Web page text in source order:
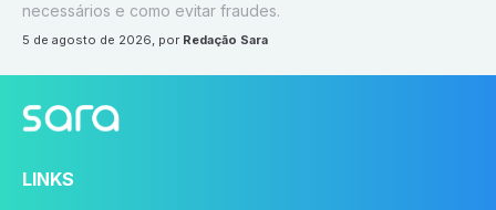
necessários e como evitar fraudes.
5 de agosto de 2026, por Redação Sara
LINKS